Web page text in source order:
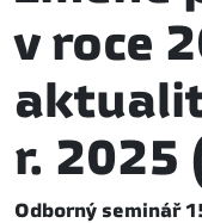
v roce
r. 2025
Odborný seminář